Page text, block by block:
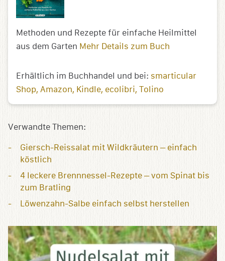
Methoden und Rezepte für einfache Heilmittel
aus dem Garten Mehr Details zum Buch
Erhältlich im Buchhandel und bei: smarticular
Shop Amazon Kindle ecolibri Tolino
Verwandte Themen:
Giersch-Reissalat mit Wildkräutern – einfach
köstlich
4 leckere Brennnessel-Rezepte – vom Spinat bis
zum Bratling
Löwenzahn-Salbe einfach selbst herstellen